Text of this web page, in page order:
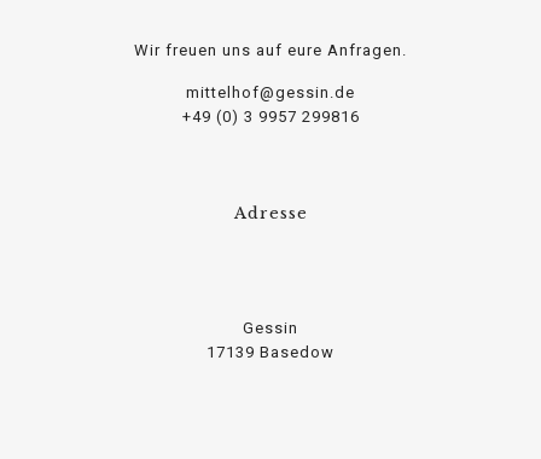
Wir freuen uns auf eure Anfragen.
mittelhof@gessin.de
+49 (0) 3 9957 299816
Adresse
Gessin
17139 Basedow